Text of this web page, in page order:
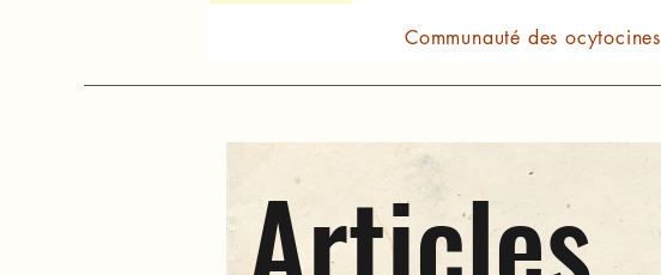
Communauté des ocytocines
Articles